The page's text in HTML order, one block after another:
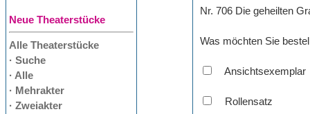
Neue Theaterstücke
Alle Theaterstücke
· Suche
· Alle
· Mehrakter
· Zweiakter
Nr. 706 Die geheilten
Was möchten Sie
Ansichtsexemplar
Rollensatz